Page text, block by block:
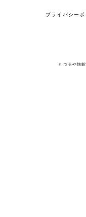
プライバシーポ
© つるや旅